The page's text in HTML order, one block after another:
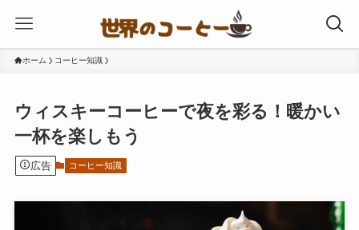
ホーム コーヒー知識
ウィスキーコーヒーで夜を彩る！暖かい
一杯を楽しもう
広告 コーヒー知識